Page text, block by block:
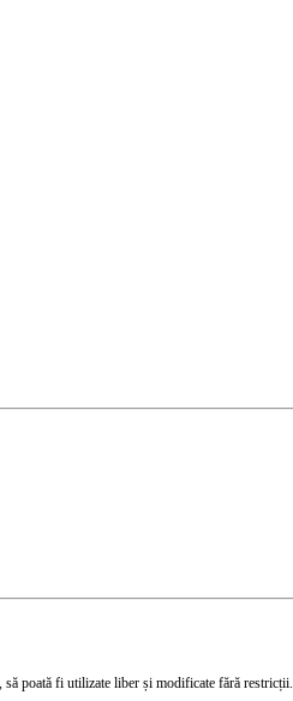
poată fi utilizate liber și modificate fără restricții.